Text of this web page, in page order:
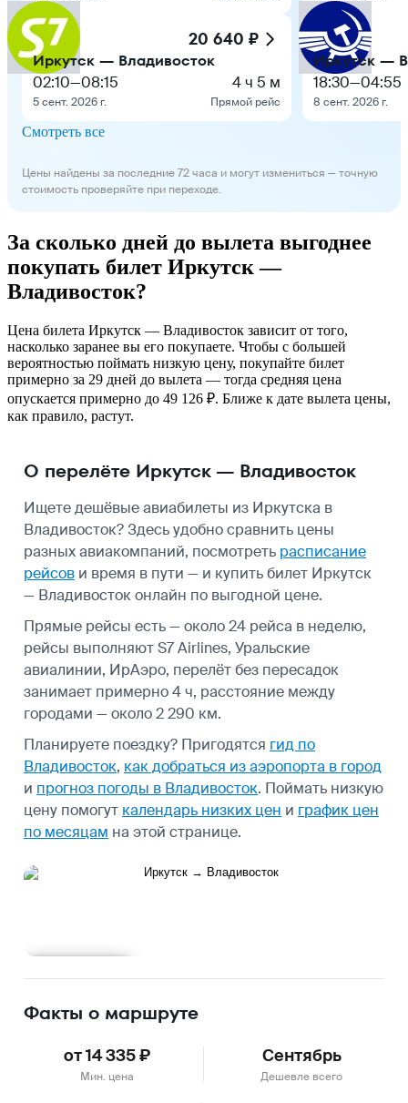
20 640 ₽
Иркутск — Владивосток
02:10—08:15
5 сент. 2026 г.
4 ч 5 м
Прямой рейс
Иркутск —
18:30—04:55
8 сент. 2026 г.
Смотреть все
Цены найдены за последние 72 часа и могут измениться — точную
стоимость проверяйте при переходе.
За сколько дней до вылета выгоднее
покупать билет Иркутск —
Владивосток?
Цена билета Иркутск — Владивосток зависит от того,
насколько заранее вы его покупаете. Чтобы с большей
вероятностью поймать низкую цену, покупайте билет
примерно за 29 дней до вылета — тогда средняя цена
опускается примерно до 49 126 ₽. Ближе к дате вылета цены,
как правило, растут.
О перелёте Иркутск — Владивосток
Ищете дешёвые авиабилеты из Иркутска в
Владивосток? Здесь удобно сравнить цены
разных авиакомпаний, посмотреть расписание
рейсов и время в пути — и купить билет Иркутск
— Владивосток онлайн по выгодной цене.
Прямые рейсы есть — около 24 рейса в неделю,
рейсы выполняют S7 Airlines, Уральские
авиалинии, ИрАэро, перелёт без пересадок
занимает примерно 4 ч, расстояние между
городами — около 2 290 км.
Планируете поездку? Пригодятся гид по
Владивосток, как добраться из аэропорта в город
и прогноз погоды в Владивосток. Поймать низкую
цену помогут календарь низких цен и график цен
по месяцам на этой странице.
Факты о маршруте
от 14 335 ₽
Мин. цена
Сентябрь
Дешевле всего